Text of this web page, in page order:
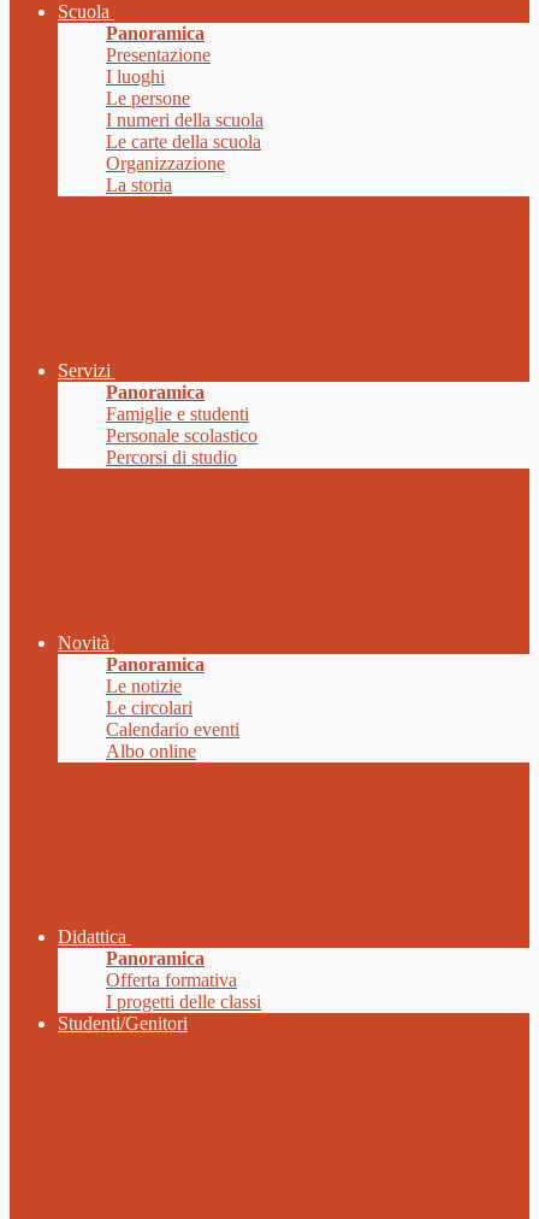
Scuola
Panoramica
Presentazione
I luoghi
Le persone
I numeri della scuola
Le carte della scuola
Organizzazione
La storia
Servizi
Panoramica
Famiglie e studenti
Personale scolastico
Percorsi di studio
Novità
Panoramica
Le notizie
Le circolari
Calendario eventi
Albo online
Didattica
Panoramica
Offerta formativa
I progetti delle classi
Studenti/Genitori